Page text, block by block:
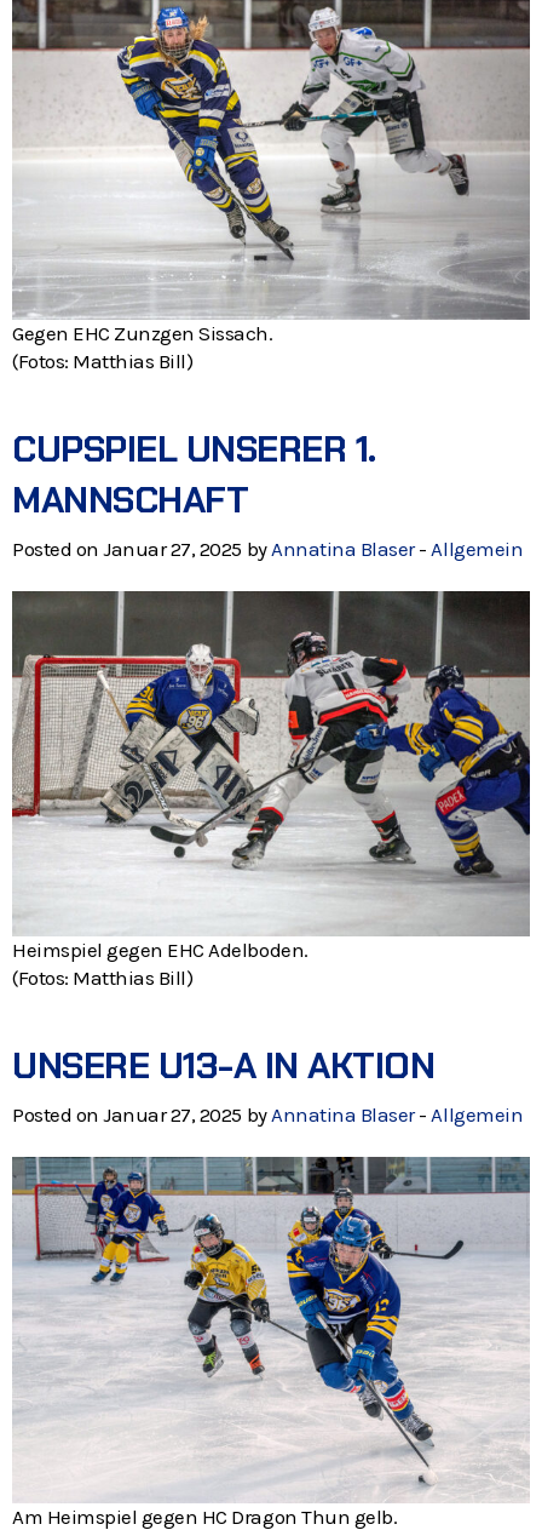
Gegen EHC Zunzgen Sissach.
(Fotos: Matthias Bill)
CUPSPIEL UNSERER 1.
MANNSCHAFT
Posted on Januar 27, 2025 byAnnatina Blaser-Allgemein
Heimspiel gegen EHC Adelboden.
(Fotos: Matthias Bill)
UNSERE U13-A IN AKTION
Posted on Januar 27, 2025 byAnnatina Blaser-Allgemein
Am Heimspiel gegen HC Dragon Thun gelb.